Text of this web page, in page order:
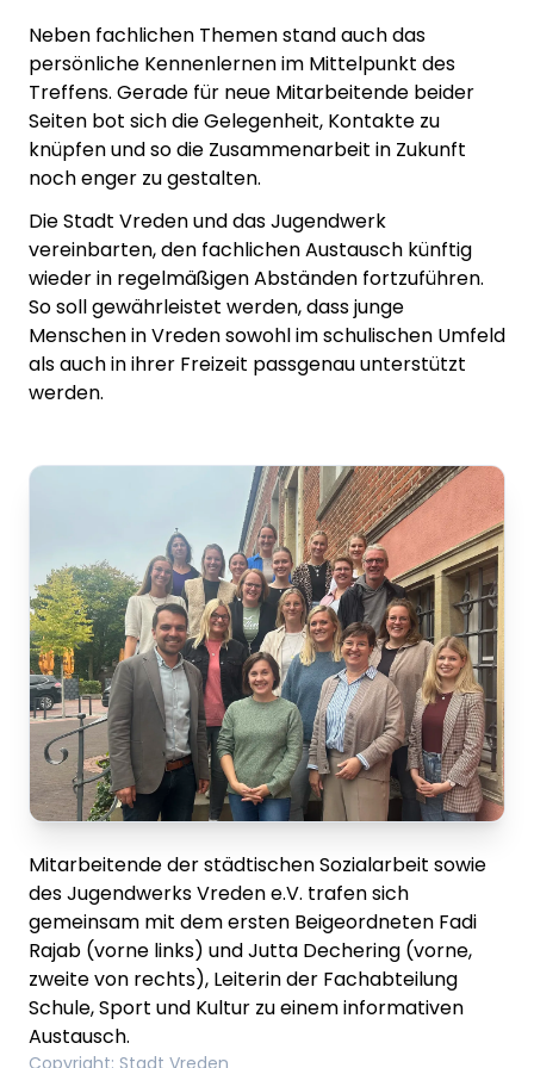
Neben fachlichen Themen stand auch das
persönliche Kennenlernen im Mittelpunkt des
Treffens. Gerade für neue Mitarbeitende beider
Seiten bot sich die Gelegenheit, Kontakte zu
knüpfen und so die Zusammenarbeit in Zukunft
noch enger zu gestalten.
Die Stadt Vreden und das Jugendwerk
vereinbarten, den fachlichen Austausch künftig
wieder in regelmäßigen Abständen fortzuführen.
So soll gewährleistet werden, dass junge
Menschen in Vreden sowohl im schulischen Umfeld
als auch in ihrer Freizeit passgenau unterstützt
werden.
Mitarbeitende der städtischen Sozialarbeit sowie
des Jugendwerks Vreden e.V. trafen sich
gemeinsam mit dem ersten Beigeordneten Fadi
Rajab (vorne links) und Jutta Dechering (vorne,
zweite von rechts), Leiterin der Fachabteilung
Schule, Sport und Kultur zu einem informativen
Austausch.